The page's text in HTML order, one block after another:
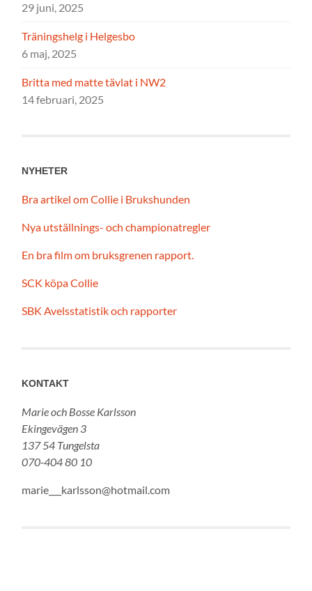
29 juni, 2025
Träningshelg i Helgesbo
6 maj, 2025
Britta med matte tävlat i NW2
14 februari, 2025
NYHETER
Bra artikel om Collie i Brukshunden
Nya utställnings- och championatregler
En bra film om bruksgrenen rapport.
SCK köpa Collie
SBK Avelsstatistik och rapporter
KONTAKT
Marie och Bosse Karlsson
Ekingevägen 3
137 54 Tungelsta
070-404 80 10
marie___karlsson@hotmail.com